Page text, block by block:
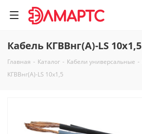
Кабель КГВВнг(А)-LS 10х1,5
Главная - Каталог - Кабели универсальные -
КГВВнг(А)-LS 10х1,5